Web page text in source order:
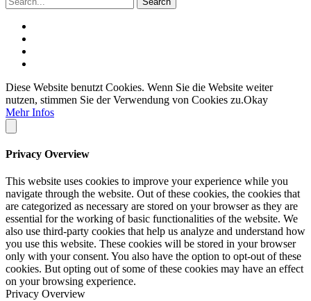
Diese Website benutzt Cookies. Wenn Sie die Website weiter
nutzen, stimmen Sie der Verwendung von Cookies zu.Okay
Mehr Infos
Privacy Overview
This website uses cookies to improve your experience while you
navigate through the website. Out of these cookies, the cookies that
are categorized as necessary are stored on your browser as they are
essential for the working of basic functionalities of the website. We
also use third-party cookies that help us analyze and understand how
you use this website. These cookies will be stored in your browser
only with your consent. You also have the option to opt-out of these
cookies. But opting out of some of these cookies may have an effect
on your browsing experience.
Privacy Overview